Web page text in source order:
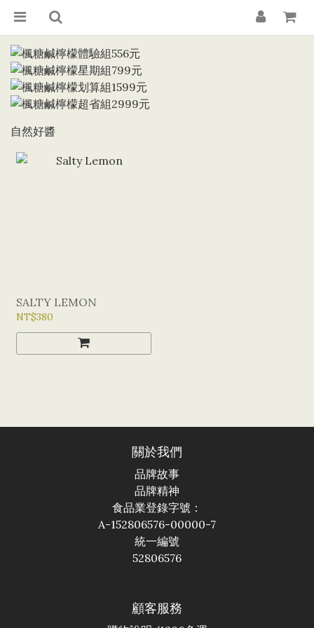
自然好醬
SALTY LEMON
NT$380
關於我們
品牌故事
品牌精神
食品業登錄字號：
A-152806576-00000-7
統一編號
52806576
顧客服務